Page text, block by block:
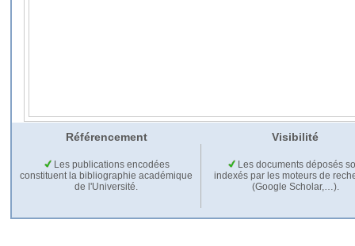
Référencement Visibilité
Les publications encodées
constituent la bibliographie académique
de l'Université.
Les documents déposés
indexés par les moteurs de
(Google Scholar,…).